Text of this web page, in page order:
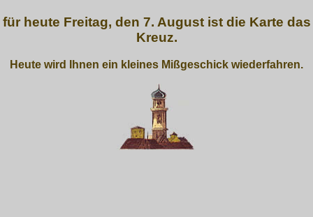
für heute Freitag, den 7. August ist die Karte das
Kreuz.
Heute wird Ihnen ein kleines Mißgeschick wiederfahren.